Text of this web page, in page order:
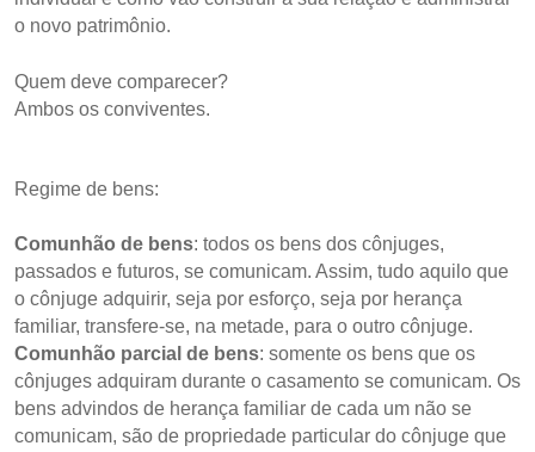
o novo patrimônio.
Quem deve comparecer?
Ambos os conviventes.
Regime de bens:
Comunhão de bens: todos os bens dos cônjuges,
passados e futuros, se comunicam. Assim, tudo aquilo que
o cônjuge adquirir, seja por esforço, seja por herança
familiar, transfere-se, na metade, para o outro cônjuge.
Comunhão parcial de bens: somente os bens que os
cônjuges adquiram durante o casamento se comunicam. Os
bens advindos de herança familiar de cada um não se
comunicam, são de propriedade particular do cônjuge que